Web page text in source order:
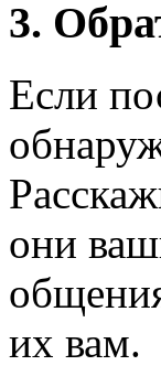
3.
Если
они
их вам.